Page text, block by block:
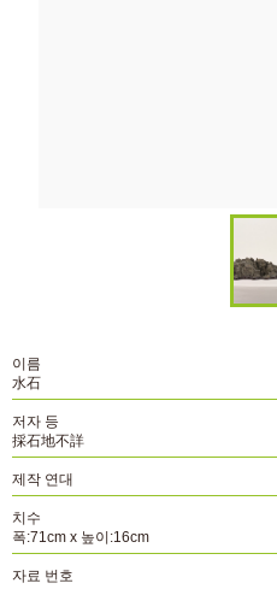
이름
水石
저자 등
採石地不詳
제작 연대
치수
폭:71cm x 높이:16cm
자료 번호